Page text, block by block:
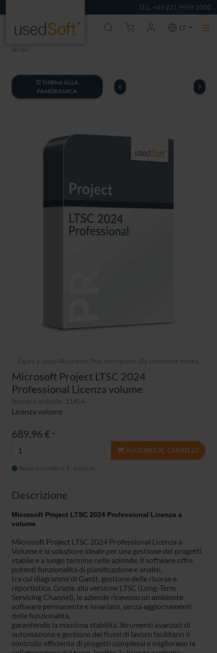
TEL. +49 231 9999 1000
IT
Sei qui::
TORNA ALLA
PANORAMICA
Figura a scopo illustrativo. Non corrisponde alla confezione fornita.
Microsoft Project LTSC 2024
Professional Licenza volume
Numero articolo: 11454
Licenza volume
689,96 € *
AGGIUNGI AL CARRELLO
Tempi di fornitura: 2 - 6 Giorni
Descrizione
Microsoft Project LTSC 2024 Professional Licenza a
volume
Microsoft Project LTSC 2024 Professional Licenza a
Volume è la soluzione ideale per una gestione dei progetti
stabile e a lungo termine nelle aziende. Il software offre
potenti funzionalità di pianificazione e analisi,
tra cui diagrammi di Gantt, gestione delle risorse e
reportistica. Grazie alla versione LTSC (Long-Term
Servicing Channel), le aziende ricevono un ambiente
software permanente e invariato, senza aggiornamenti
delle funzionalità,
garantendo la massima stabilità. Strumenti avanzati di
automazione e gestione dei flussi di lavoro facilitano il
controllo efficiente di progetti complessi e migliorano la